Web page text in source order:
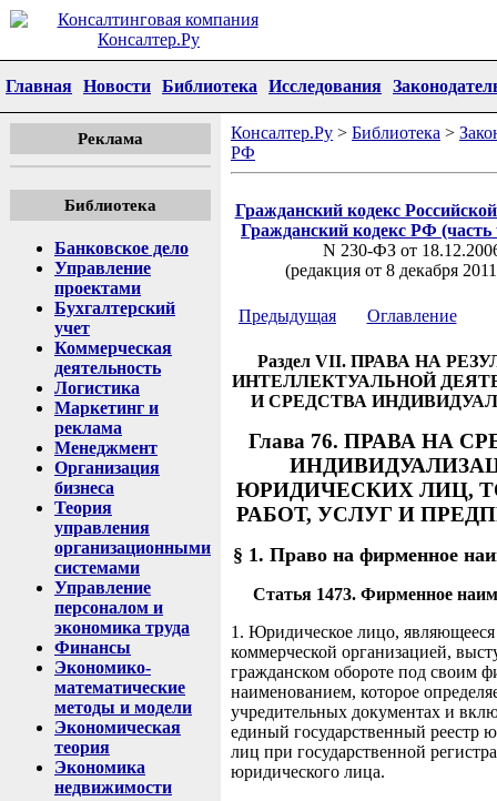
Главная Новости Библиотека Исследования
Реклама
Библиотека
Банковское дело
Управление
проектами
Бухгалтерский
учет
Коммерческая
деятельность
Логистика
Маркетинг и
реклама
Менеджмент
Организация
бизнеса
Теория
управления
организационными
системами
Управление
персоналом и
экономика труда
Финансы
Экономико-
математические
методы и модели
Экономическая
теория
Экономика
недвижимости
Консалтер.Ру > Библиотека >
РФ
Гражданский кодекс
Гражданский кодекс РФ (часть
N 230-ФЗ от
(редакция от 8 декабря
Предыдущая Оглавление
Раздел VII. ПРАВА НА
ИНТЕЛЛЕКТУАЛЬНОЙ
И СРЕДСТВА
Глава 76. ПРАВА НА
ЮРИДИЧЕСКИХ ЛИЦ,
РАБОТ, УСЛУГ И
§ 1. Право на фирменное
Статья 1473. Фирменное
1. Юридическое лицо, являющееся
коммерческой организацией,
гражданском обороте под своим
наименованием, которое
учредительных документах и
единый государственный реестр
лиц при государственной
юридического лица.